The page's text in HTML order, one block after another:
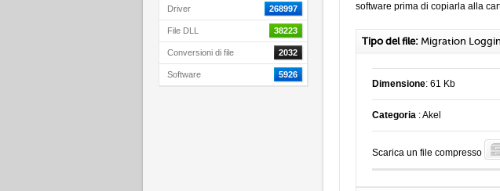
Driver 268997
File DLL 38223
Conversioni di file 2032
Software 5926
software prima di copiarla alla
Tipo del file: Migration
Dimensione: 61 Kb
Categoria : Akel
Scarica un file compresso